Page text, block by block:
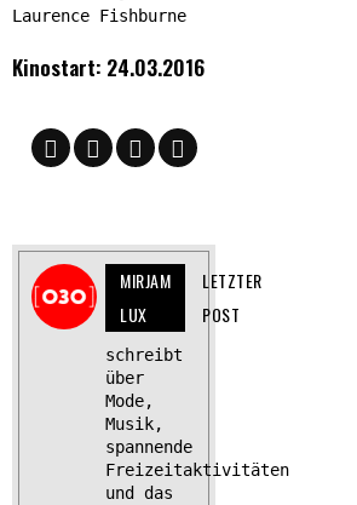
Laurence Fishburne
Kinostart: 24.03.2016
MIRJAM
LUX
LETZTER
POST
schreibt
über
Mode,
Musik,
spannende
Freizeitaktivitäten
und das